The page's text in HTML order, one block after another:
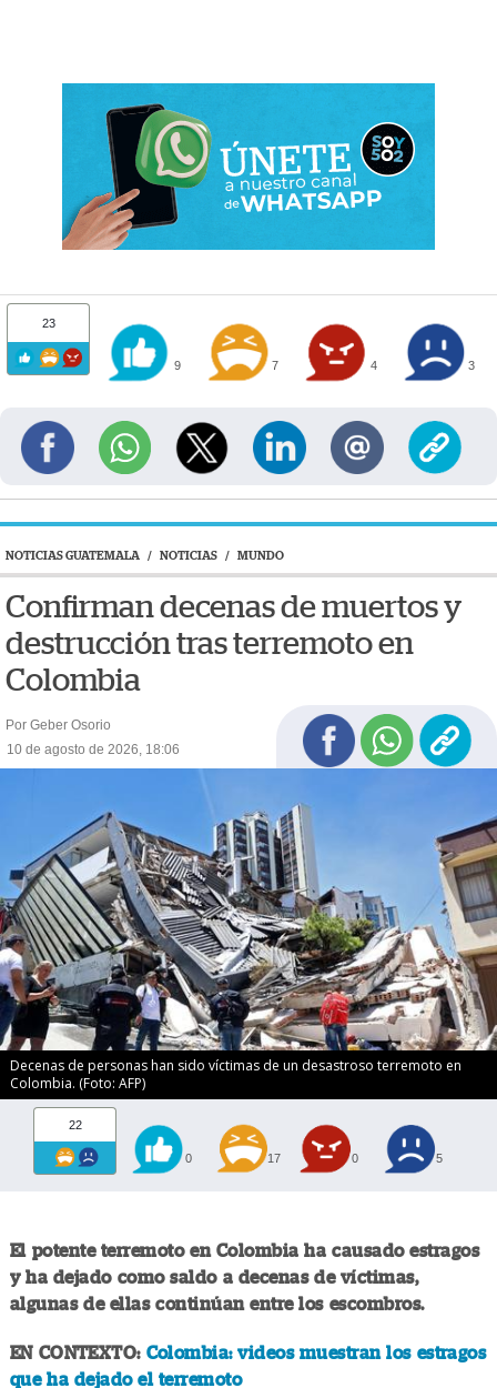
23
9 7 4 3
NOTICIAS GUATEMALA / NOTICIAS / MUNDO
Confirman decenas de muertos y
destrucción tras terremoto en
Colombia
Por Geber Osorio
10 de agosto de 2026, 18:06
Decenas de personas han sido víctimas de un desastroso terremoto en
Colombia. (Foto: AFP)
22
0 17 0 5
El potente terremoto en Colombia ha causado estragos
y ha dejado como saldo a decenas de víctimas,
algunas de ellas continúan entre los escombros.
EN CONTEXTO:Colombia: videos muestran los estragos
que ha dejado el terremoto